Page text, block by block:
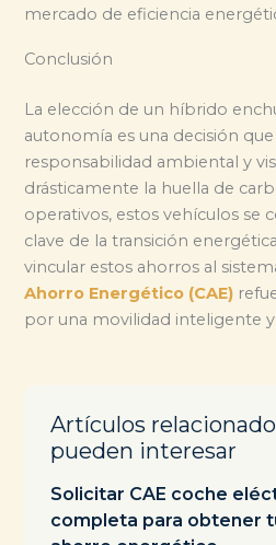
mercado de eficiencia
Conclusión
La elección de un híbrido
autonomía es una decisión
responsabilidad ambiental y
drásticamente la huella de
operativos, estos vehículos se
clave de la transición
vincular estos ahorros al
Ahorro Energético (CAE)
por una movilidad inteligente
Artículos
pueden interesar
Solicitar CAE coche
completa para obtener